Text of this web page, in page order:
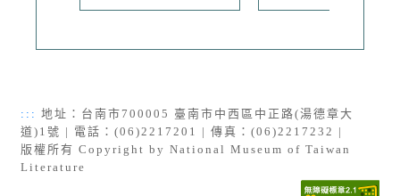
::: 地址：台南市700005 臺南市中西區中正路(湯德章大
道)1號 | 電話：(06)2217201 | 傳真：(06)2217232 |
版權所有 Copyright by National Museum of Taiwan
Literature